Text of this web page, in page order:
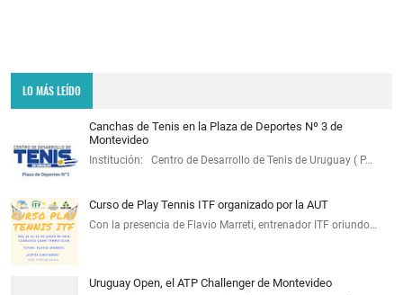
LO MÁS LEÍDO
Canchas de Tenis en la Plaza de Deportes Nº 3 de
Montevideo
Institución: Centro de Desarrollo de Tenis de Uruguay ( P…
Curso de Play Tennis ITF organizado por la AUT
Con la presencia de Flavio Marreti, entrenador ITF oriundo…
Uruguay Open, el ATP Challenger de Montevideo